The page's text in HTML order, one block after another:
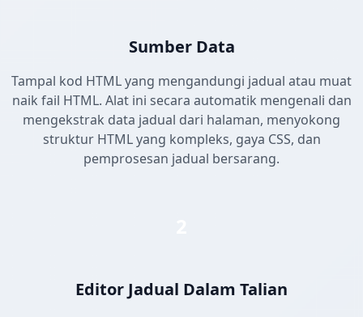
Sumber Data
Tampal kod HTML yang mengandungi jadual atau muat
naik fail HTML. Alat ini secara automatik mengenali dan
mengekstrak data jadual dari halaman, menyokong
struktur HTML yang kompleks, gaya CSS, dan
pemprosesan jadual bersarang.
Editor Jadual Dalam Talian